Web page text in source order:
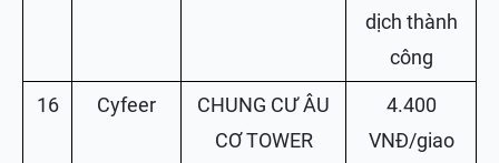
dịch thành
công
16 Cyfeer
CHUNG CƯ ÂU
CƠ TOWER
4.400
VNĐ/giao